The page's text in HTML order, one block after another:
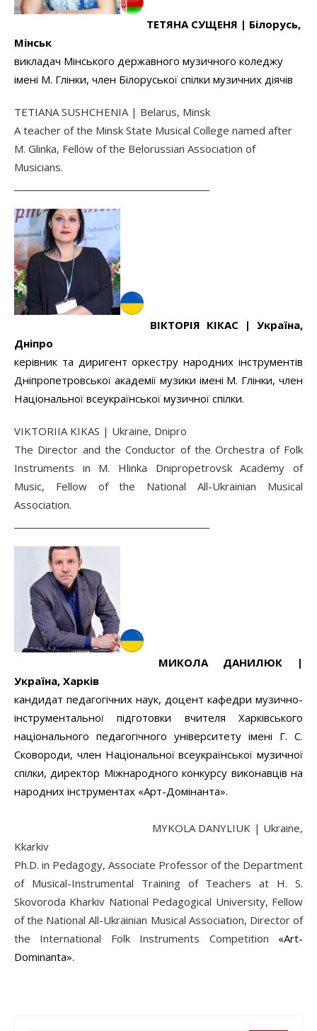
ТЕТЯНА СУЩЕНЯ | Білорусь,
Мінськ
викладач Мінського державного музичного коледжу
імені М. Глінки, член Білоруської спілки музичних діячів
TETIANA SUSHCHENIA | Belarus, Minsk
A teacher of the Minsk State Musical College named after
M. Glinka, Fellow of the Belorussian Association of
Musicians.
ВІКТОРІЯ КІКАС | Україна,
Дніпро
керівник та диригент оркестру народних інструментів
Дніпропетровської академії музики імені М. Глінки, член
Національної всеукраїнської музичної спілки.
VIKTORIIA KIKAS | Ukraine, Dnipro
The Director and the Conductor of the Orchestra of Folk
Instruments in M. Hlinka Dnipropetrovsk Academy of
Music, Fellow of the National All-Ukrainian Musical
Association.
МИКОЛА ДАНИЛЮК |
Україна, Харків
кандидат педагогічних наук, доцент кафедри музично-
інструментальної підготовки вчителя Харківського
національного педагогічного університету імені Г. С.
Сковороди, член Національної всеукраїнської музичної
спілки, директор Міжнародного конкурсу виконавців на
народних інструментах «Арт-Домінанта».
MYKOLA DANYLIUK | Ukraine,
Kkarkiv
Ph.D. in Pedagogy, Associate Professor of the Department
of Musical-Instrumental Training of Teachers at H. S.
Skovoroda Kharkiv National Pedagogical University, Fellow
of the National All-Ukrainian Musical Association, Director of
the International Folk Instruments Competition «Art-
Dominanta».